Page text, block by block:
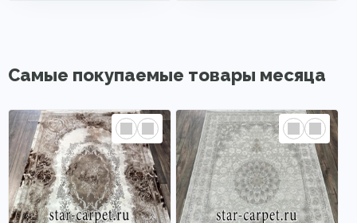
Самые покупаемые товары месяца